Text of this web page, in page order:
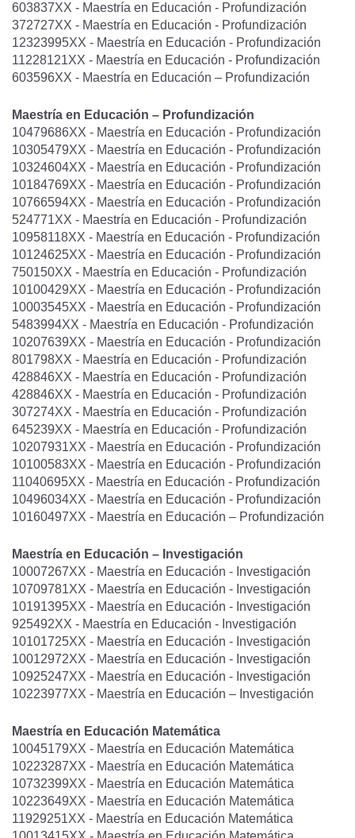
603837XX - Maestría en Educación - Profundización
372727XX - Maestría en Educación - Profundización
12323995XX - Maestría en Educación - Profundización
11228121XX - Maestría en Educación - Profundización
603596XX - Maestría en Educación – Profundización
Maestría en Educación – Profundización
10479686XX - Maestría en Educación - Profundización
10305479XX - Maestría en Educación - Profundización
10324604XX - Maestría en Educación - Profundización
10184769XX - Maestría en Educación - Profundización
10766594XX - Maestría en Educación - Profundización
524771XX - Maestría en Educación - Profundización
10958118XX - Maestría en Educación - Profundización
10124625XX - Maestría en Educación - Profundización
750150XX - Maestría en Educación - Profundización
10100429XX - Maestría en Educación - Profundización
10003545XX - Maestría en Educación - Profundización
5483994XX - Maestría en Educación - Profundización
10207639XX - Maestría en Educación - Profundización
801798XX - Maestría en Educación - Profundización
428846XX - Maestría en Educación - Profundización
428846XX - Maestría en Educación - Profundización
307274XX - Maestría en Educación - Profundización
645239XX - Maestría en Educación - Profundización
10207931XX - Maestría en Educación - Profundización
10100583XX - Maestría en Educación - Profundización
11040695XX - Maestría en Educación - Profundización
10496034XX - Maestría en Educación - Profundización
10160497XX - Maestría en Educación – Profundización
Maestría en Educación – Investigación
10007267XX - Maestría en Educación - Investigación
10709781XX - Maestría en Educación - Investigación
10191395XX - Maestría en Educación - Investigación
925492XX - Maestría en Educación - Investigación
10101725XX - Maestría en Educación - Investigación
10012972XX - Maestría en Educación - Investigación
10925247XX - Maestría en Educación - Investigación
10223977XX - Maestría en Educación – Investigación
Maestría en Educación Matemática
10045179XX - Maestría en Educación Matemática
10223287XX - Maestría en Educación Matemática
10732399XX - Maestría en Educación Matemática
10223649XX - Maestría en Educación Matemática
11929251XX - Maestría en Educación Matemática